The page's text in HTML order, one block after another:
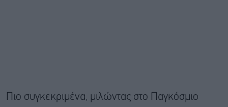
Πιο συγκεκριμένα, μιλώντας στο Παγκόσμιο